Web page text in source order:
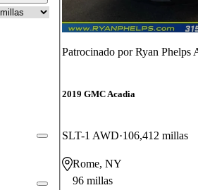
Patrocinado porRyan Phelps
2019 GMC Acadia
SLT-1 AWD 106,412 millas
Rome, NY
96 millas